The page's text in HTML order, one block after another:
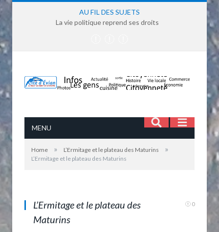
AU FIL DES SUJETS
La vie politique reprend ses droits
MENU
Home » L’Ermitage et le plateau des Maturins »
L’Ermitage et le plateau des Maturins
L’Ermitage et le plateau des
Maturins
0